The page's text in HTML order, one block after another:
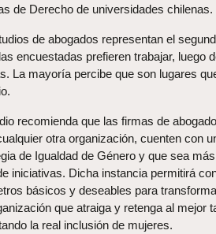
de Derecho de universidades chilenas.
de abogados representan el
encuestadas prefieren trabajar, luego
La mayoría percibe que son lugares
recomienda que las firmas de
otra organización, cuenten con
de Igualdad de Género y que sea
iniciativas. Dicha instancia permitirá
básicos y deseables para
que atraiga y retenga al mejor
la real inclusión de mujeres.